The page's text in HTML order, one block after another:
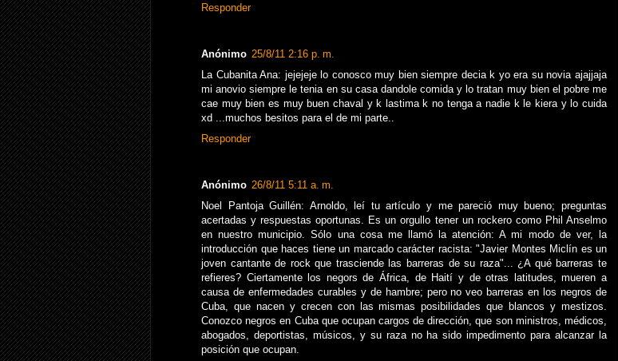
Responder
Anónimo 25/8/11 2:16 p. m.
La Cubanita Ana: jejejeje lo conosco muy bien siempre decia k yo era su novia ajajjaja
mi anovio siempre le tenia en su casa dandole comida y lo tratan muy bien el pobre me
cae muy bien es muy buen chaval y k lastima k no tenga a nadie k le kiera y lo cuida
xd ...muchos besitos para el de mi parte..
Responder
Anónimo 26/8/11 5:11 a. m.
Noel Pantoja Guillén: Arnoldo, leí tu artículo y me pareció muy bueno; preguntas
acertadas y respuestas oportunas. Es un orgullo tener un rockero como Phil Anselmo
en nuestro municipio. Sólo una cosa me llamó la atención: A mi modo de ver, la
introducción que haces tiene un marcado carácter racista: "Javier Montes Miclín es un
joven cantante de rock que trasciende las barreras de su raza"... ¿A qué barreras te
refieres? Ciertamente los negors de África, de Haití y de otras latitudes, mueren a
causa de enfermedades curables y de hambre; pero no veo barreras en los negros de
Cuba, que nacen y crecen con las mismas posibilidades que blancos y mestizos.
Conozco negros en Cuba que ocupan cargos de dirección, que son ministros, médicos,
abogados, deportistas, músicos, y su raza no ha sido impedimento para alcanzar la
posición que ocupan.